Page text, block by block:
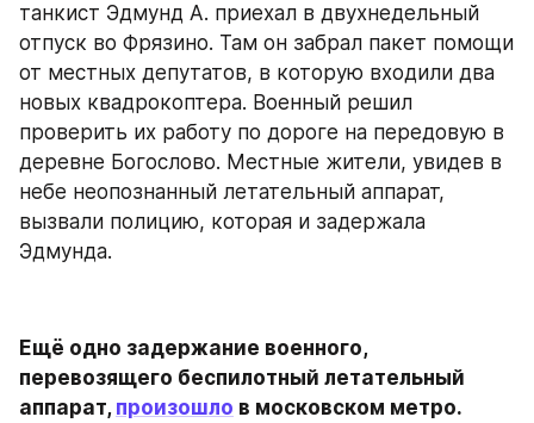
танкист Эдмунд А. приехал в двухнедельный
отпуск во Фрязино. Там он забрал пакет помощи
от местных депутатов, в которую входили два
новых квадрокоптера. Военный решил
проверить их работу по дороге на передовую в
деревне Богослово. Местные жители, увидев в
небе неопознанный летательный аппарат,
вызвали полицию, которая и задержала
Эдмунда.
Ещё одно задержание военного,
перевозящего беспилотный летательный
аппарат, произошло